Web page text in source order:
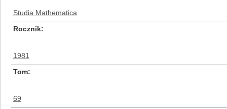
Studia Mathematica
Rocznik
1981
Tom
69